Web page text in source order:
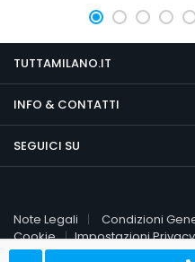
TUTTAMILANO.IT
INFO & CONTATTI
SEGUICI SU
Note Legali Condizioni
Cookie
Impostazioni Privacy